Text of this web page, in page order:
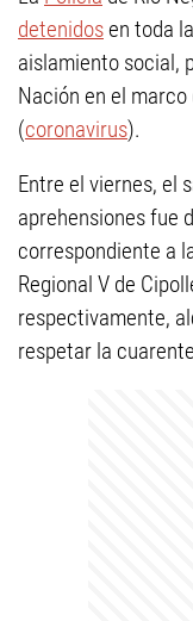
detenidosen toda
aislamiento social,
Nación en el marco
(coronavirus).
Entre el viernes, el
aprehensiones fue
correspondiente a
Regional V de
respectivamente,
respetar la